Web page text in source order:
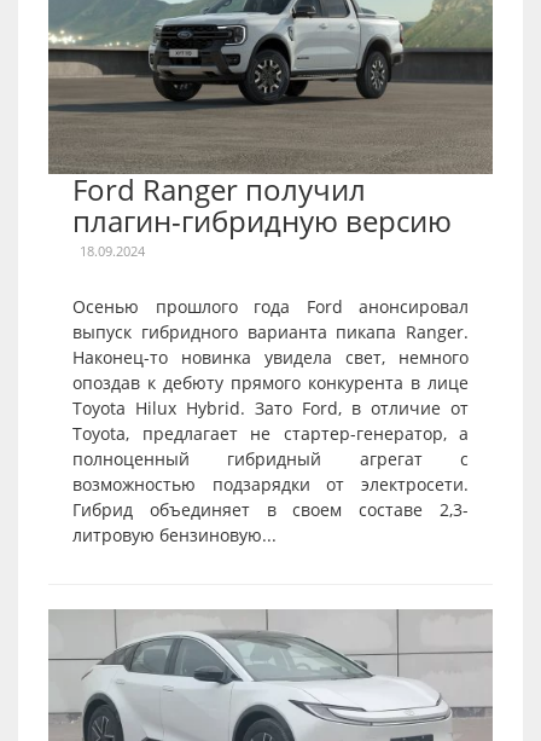
Ford Ranger получил
плагин-гибридную версию
18.09.2024
Осенью прошлого года Ford анонсировал
выпуск гибридного варианта пикапа Ranger.
Наконец-то новинка увидела свет, немного
опоздав к дебюту прямого конкурента в лице
Toyota Hilux Hybrid. Зато Ford, в отличие от
Toyota, предлагает не стартер-генератор, а
полноценный гибридный агрегат с
возможностью подзарядки от электросети.
Гибрид объединяет в своем составе 2,3-
литровую бензиновую...